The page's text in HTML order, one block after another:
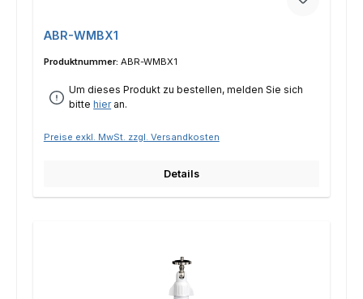
ABR-WMBX1
Produktnummer: ABR-WMBX1
Um dieses Produkt zu bestellen, melden Sie sich
bittehieran.
Preise exkl. MwSt. zzgl. Versandkosten
Details